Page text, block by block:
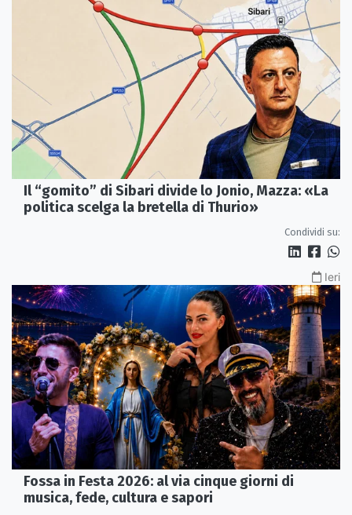
Il “gomito” di Sibari divide lo Jonio, Mazza: «La
politica scelga la bretella di Thurio»
Condividi su:
Ieri
Fossa in Festa 2026: al via cinque giorni di
musica, fede, cultura e sapori